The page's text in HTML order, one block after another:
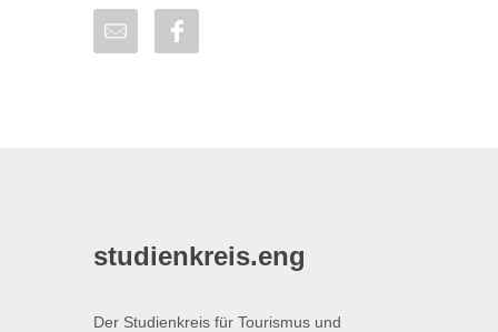
studienkreis.eng
Der Studienkreis für Tourismus und